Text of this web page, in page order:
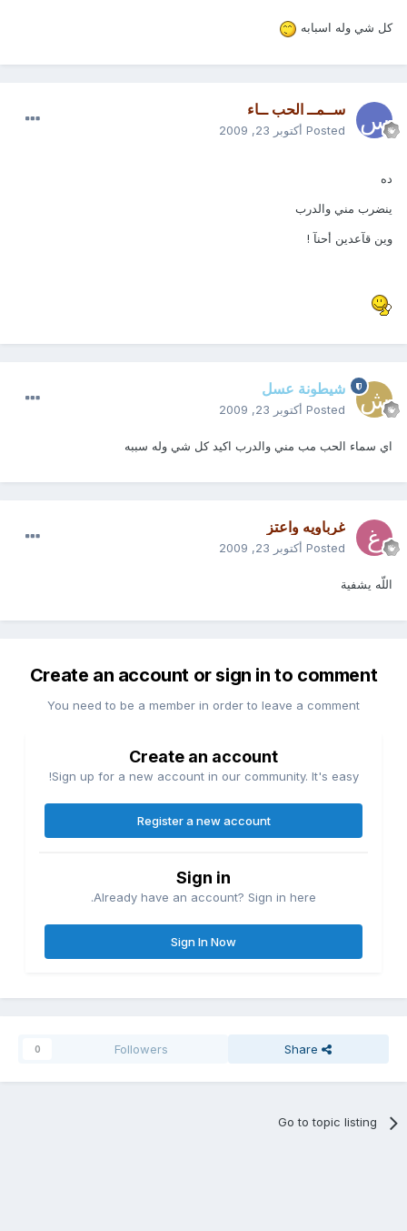
كل شي وله اسبابه
ســمــ الحب ــاء
Posted أكتوبر 23, 2009
ده
ينضرب مني والدرب
وين قآعدين أحنآ !
شيطونة عسل
Posted أكتوبر 23, 2009
اي سماء الحب مب مني والدرب اكيد كل شي وله سببه
غرباويه واعتز
Posted أكتوبر 23, 2009
اللّه يشفية
Create an account or sign in to comment
You need to be a member in order to leave a comment
Create an account
Sign up for a new account in our community. It's easy!
Register a new account
Sign in
Already have an account? Sign in here.
Sign In Now
Share
Followers
0
Go to topic listing